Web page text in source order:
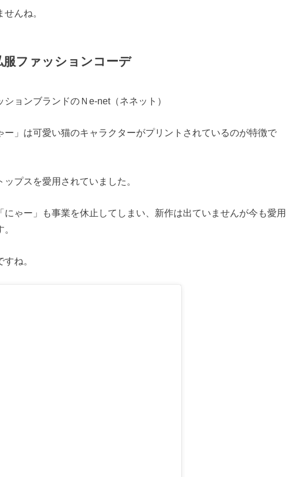
んね。
ファッションコーデ
ョンブランドのＮe-net（ネネット）
ー」は可愛い猫のキャラクターがプリントされているのが特徴で
プスを愛用されていました。
ゃー」も事業を休止してしまい、新作は出ていませんが今も愛用
ね。